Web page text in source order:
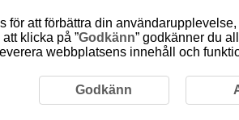
Färgläge
för att förbättra din
klicka på ”Godkänn” godkänner du
webbplatsens innehåll och
Godkänn